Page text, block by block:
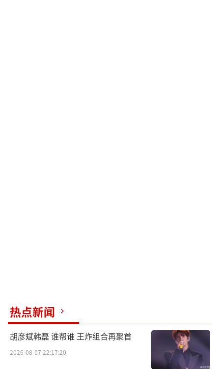
热点新闻
胡彦斌韩磊 谁帮谁 王炸组合再聚首
2026-08-07 22:17:20